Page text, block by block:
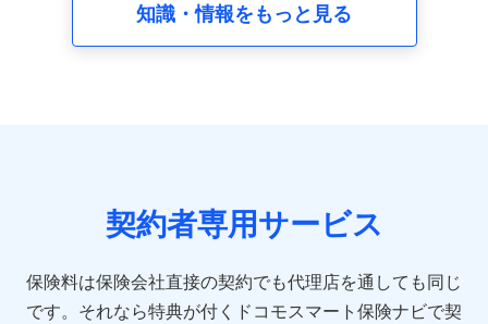
8.取引先個人情報
取引先としての選定業務、営業情報の提供業務、契約締結手
10.受託業務の 個人情報
11.マイカー通勤管理クラウド並びに法人向けASPサー
知識・情報をもっと見る
契約者専用サービス
保険料は保険会社直接の契約でも代理店を通しても同じ
です。 それなら特典が付くドコモスマート保険ナビで契